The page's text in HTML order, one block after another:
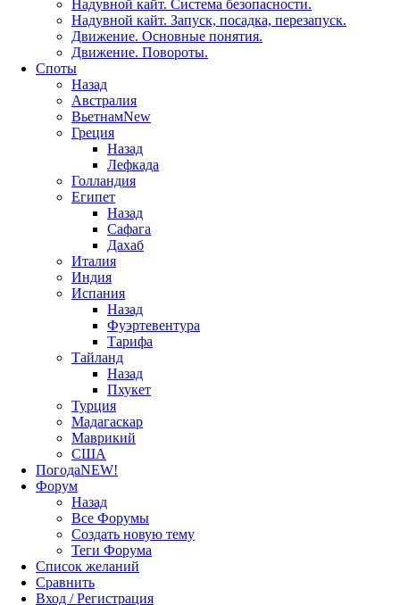
Надувной кайт. Система безопасности.
Надувной кайт. Запуск, посадка, перезапуск.
Движение. Основные понятия.
Движение. Повороты.
Споты
Назад
Австралия
ВьетнамNew
Греция
Назад
Лефкада
Голландия
Египет
Назад
Сафага
Дахаб
Италия
Индия
Испания
Назад
Фуэртевентура
Тарифа
Тайланд
Назад
Пхукет
Турция
Мадагаскар
Маврикий
США
ПогодаNEW!
Форум
Назад
Все Форумы
Создать новую тему
Теги Форума
Список желаний
Сравнить
Вход / Регистрация